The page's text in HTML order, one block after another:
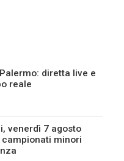
diretta live e
reale
venerdì 7 agosto
campionati minori